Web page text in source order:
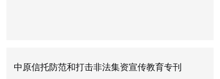
中原信托防范和打击非法集资宣传教育专刊